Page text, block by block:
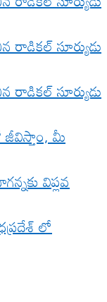
సూర్యుడు
సూర్యుడు
మీ
విప్లవ
లో